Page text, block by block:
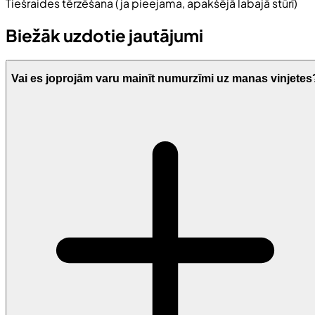
Tiešraides tērzēšana (ja pieejama, apakšējā labajā stūrī)
Biežāk uzdotie jautājumi
Vai es joprojām varu mainīt numurzīmi uz manas